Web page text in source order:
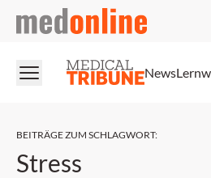
medonline
News
BEITRÄGE ZUM SCHLAGWORT:
Stress